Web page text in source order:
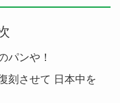
パンや！
刻させて 日本中を